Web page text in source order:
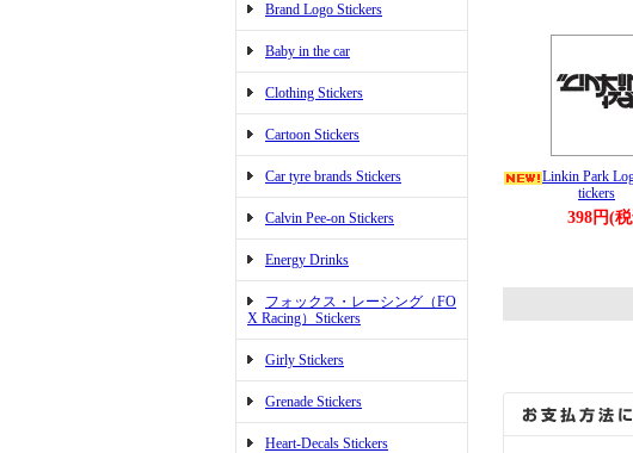
Brand Logo Stickers
Baby in the car
Clothing Stickers
Cartoon Stickers
Car tyre brands Stickers
Calvin Pee-on Stickers
Energy Drinks
フォックス・レーシング（FO
X Racing）Stickers
Girly Stickers
Grenade Stickers
Heart-Decals Stickers
Linkin Park
tickers
398円(